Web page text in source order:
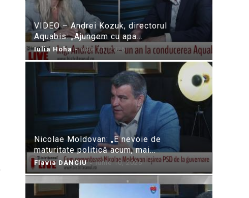
VIDEO – Andrei Kozuk, directorul
Aquabis: „Ajungem cu apa...
Iulia Hoha - iulie 21, 2026
Nicolae Moldovan: „E nevoie de
maturitate politică acum, mai...
Flavia DANCIU - iunie 10, 2026